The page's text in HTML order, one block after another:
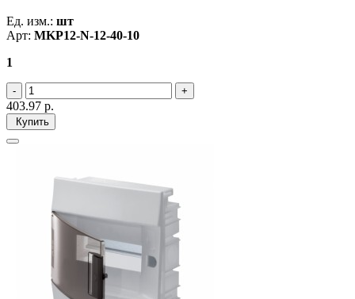
Ед. изм.: шт
Арт: MKP12-N-12-40-10
1
403.97 р.
Купить